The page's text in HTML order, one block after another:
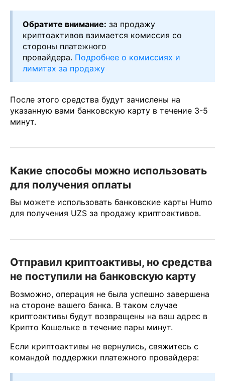
Обратите внимание: за продажу
криптоактивов взимается комиссия со
стороны платежного
провайдера. Подробнее о комиссиях и
лимитах за продажу
После этого средства будут зачислены на
указанную вами банковскую карту в течение 3-5
минут.
Какие способы можно использовать
для получения оплаты
Вы можете использовать банковские карты Humo
для получения UZS за продажу криптоактивов.
Отправил криптоактивы, но средства
не поступили на банковскую карту
Возможно, операция не была успешно завершена
на стороне вашего банка. В таком случае
криптоактивы будут возвращены на ваш адрес в
Крипто Кошельке в течение пары минут.
Если криптоактивы не вернулись, свяжитесь с
командой поддержки платежного провайдера: